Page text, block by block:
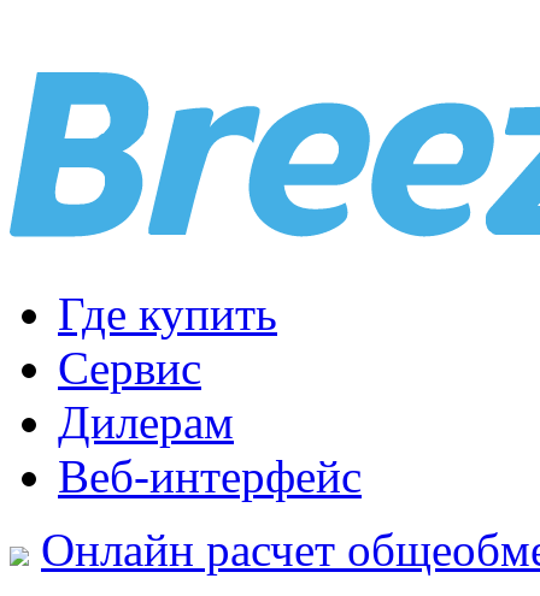
Где купить
Сервис
Дилерам
Веб-интерфейс
Онлайн расчет